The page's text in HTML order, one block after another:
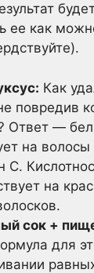
ее как
Как
повредив
Ответ —
на
С.
на
сок +
для